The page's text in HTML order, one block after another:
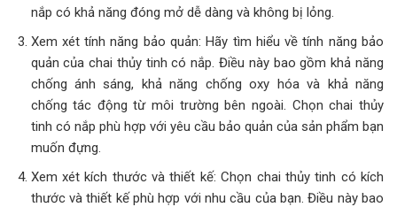
nắp có khả năng đóng mở dễ dàng và không bị lỏng.
Xem xét tính năng bảo quản: Hãy tìm hiểu về tính năng bảo
quản của chai thủy tinh có nắp. Điều này bao gồm khả năng
chống ánh sáng, khả năng chống oxy hóa và khả năng
chống tác động từ môi trường bên ngoài. Chọn chai thủy
tinh có nắp phù hợp với yêu cầu bảo quản của sản phẩm bạn
muốn đựng.
Xem xét kích thước và thiết kế: Chọn chai thủy tinh có kích
thước và thiết kế phù hợp với nhu cầu của bạn. Điều này bao